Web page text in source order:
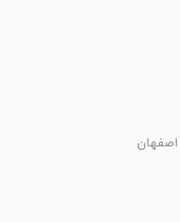
اصفهان